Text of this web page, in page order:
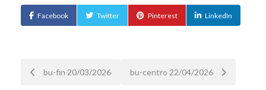
Facebook Twitter Pinterest LinkedIn
Nachbu-fin 20/03/2026 bu-centro 22/04/2026